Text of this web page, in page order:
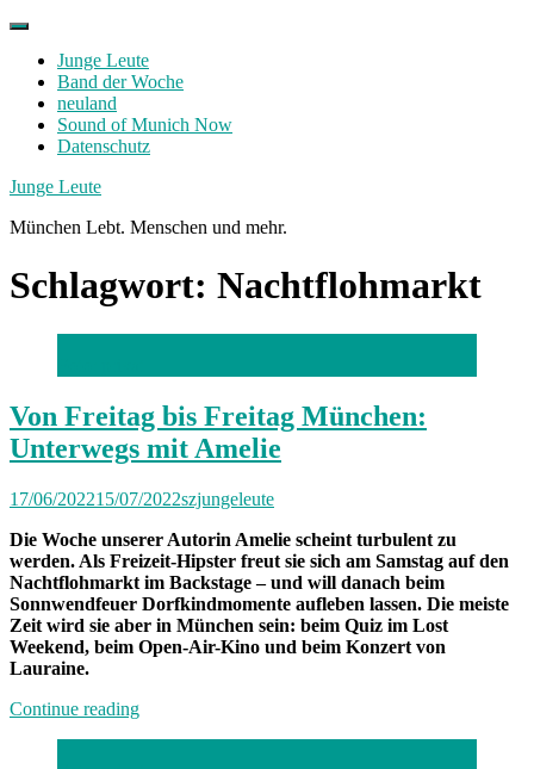
Skip
contentJunge Leute
Band der Woche
neuland
Sound of Munich Now
Datenschutz
Facebook
Twitter
Instagram
Junge Leute
München Lebt. Menschen und mehr.
Schlagwort: Nachtflohmarkt
Von Freitag bis Freitag München:
Unterwegs mit Amelie
17/06/202215/07/2022szjungeleute
Die Woche unserer Autorin Amelie scheint turbulent zu
werden. Als Freizeit-Hipster freut sie sich am Samstag auf den
Nachtflohmarkt im Backstage – und will danach beim
Sonnwendfeuer Dorfkindmomente aufleben lassen. Die meiste
Zeit wird sie aber in München sein: beim Quiz im Lost
Weekend, beim Open-Air-Kino und beim Konzert von
Lauraine.
Continue reading„Von